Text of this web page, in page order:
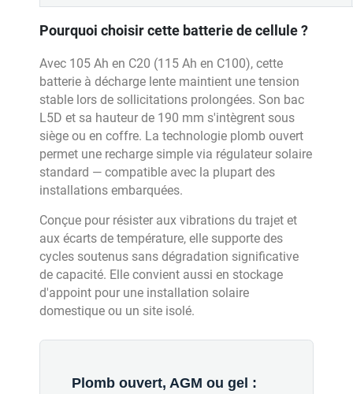
Pourquoi choisir cette batterie de cellule ?
Avec 105 Ah en C20 (115 Ah en C100), cette
batterie à décharge lente maintient une tension
stable lors de sollicitations prolongées. Son bac
L5D et sa hauteur de 190 mm s'intègrent sous
siège ou en coffre. La technologie plomb ouvert
permet une recharge simple via régulateur solaire
standard — compatible avec la plupart des
installations embarquées.
Conçue pour résister aux vibrations du trajet et
aux écarts de température, elle supporte des
cycles soutenus sans dégradation significative
de capacité. Elle convient aussi en stockage
d'appoint pour une installation solaire
domestique ou un site isolé.
Plomb ouvert, AGM ou gel :